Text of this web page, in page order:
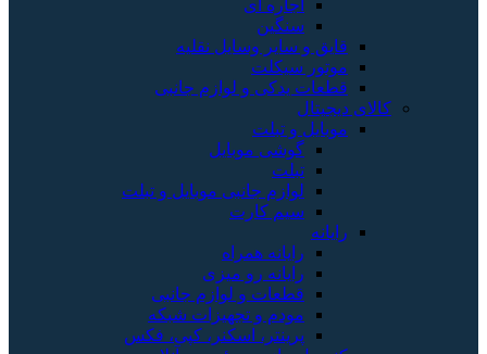
اجاره ای
سنگین
قایق و سایر وسایل نقلیه
موتور سیکلت
قطعات یدکی و لوازم جانبی
کالای دیجیتال
موبایل و تبلت
گوشی موبایل
تبلت
لوازم جانبی موبایل و تبلت
سیم کارت
رایانه
رایانه همراه
رایانه رو میزی
قطعات و لوازم جانبی
مودم و تجهیزات شبکه
پرینتر، اسکنر، کپی، فکس